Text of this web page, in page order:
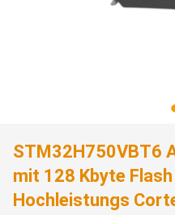
STM32H750VBT6
mit 128 Kbyte
Hochleistungs